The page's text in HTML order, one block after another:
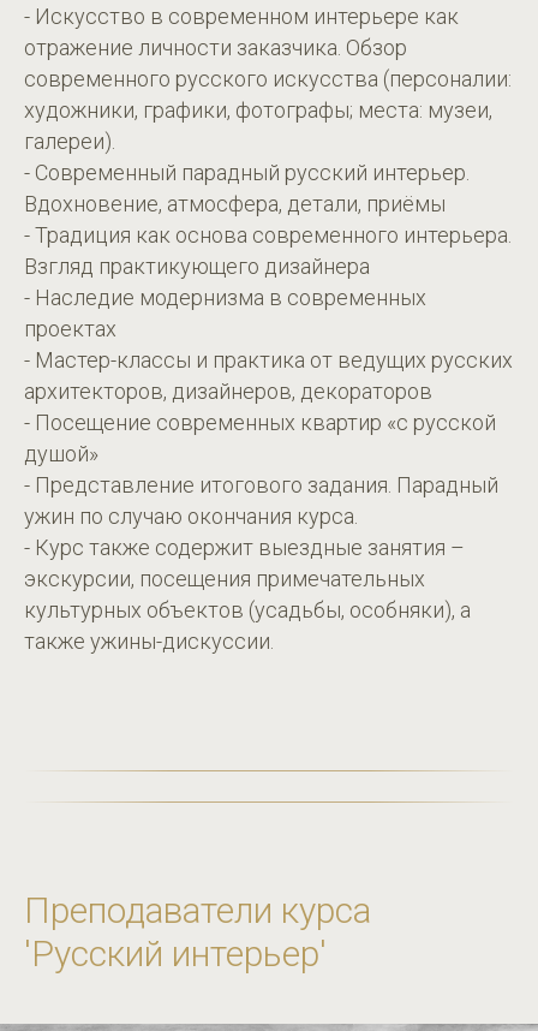
- Искусство в современном интерьере как
отражение личности заказчика. Обзор
современного русского искусства (персоналии:
художники, графики, фотографы; места: музеи,
галереи).
- Современный парадный русский интерьер.
Вдохновение, атмосфера, детали, приёмы
- Традиция как основа современного интерьера.
Взгляд практикующего дизайнера
- Наследие модернизма в современных
проектах
- Мастер-классы и практика от ведущих русских
архитекторов, дизайнеров, декораторов
- Посещение современных квартир «с русской
душой»
- Представление итогового задания. Парадный
ужин по случаю окончания курса.
- Курс также содержит выездные занятия –
экскурсии, посещения примечательных
культурных объектов (усадьбы, особняки), а
также ужины-дискуссии.
Преподаватели курса
'Русский интерьер'